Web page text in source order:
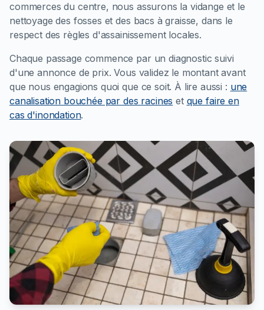
commerces du centre, nous assurons la vidange et le
nettoyage des fosses et des bacs à graisse, dans le
respect des règles d'assainissement locales.
Chaque passage commence par un diagnostic suivi
d'une annonce de prix. Vous validez le montant avant
que nous engagions quoi que ce soit. À lire aussi : une
canalisation bouchée par des racines et que faire en
cas d'inondation.